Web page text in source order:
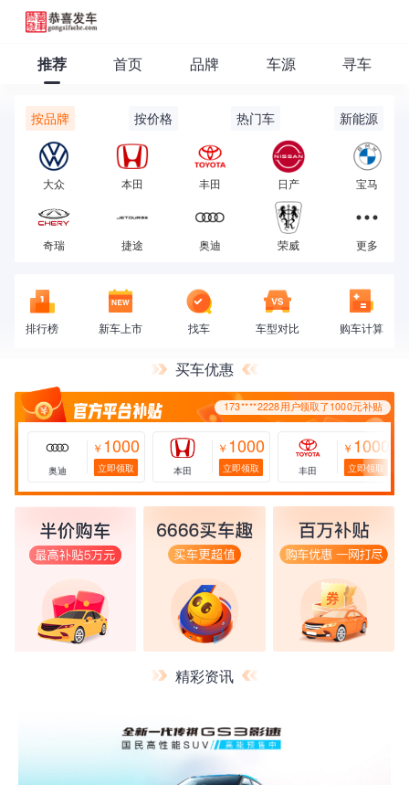
推荐 首页 品牌 车源 寻车
按品牌 按价格 热门车 新能源
大众 本田 丰田 日产 宝马
奇瑞 捷途 奥迪 荣威 更多
排行榜 新车上市 找车 车型对比 购车计算
买车优惠
173****2228用户领取了1000元补贴
173****2228用户领取了1000元补贴
奥迪
￥ 1000
立即领取 本田
￥ 1000
立即领取 丰田
￥ 1000
立即领取
精彩资讯